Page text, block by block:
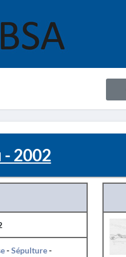
- 2002
-Sépulture-